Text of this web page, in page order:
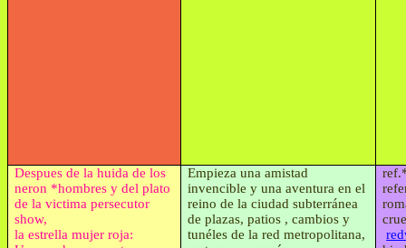
Despues de la huida de los
neron *hombres y del plato
de la victima persecutor
show,
la estrella mujer roja:
Empieza una amistad
invencible y una aventura en el
reino de la ciudad subterránea
de plazas, patios , cambios y
tunéles de la red metropolitana,